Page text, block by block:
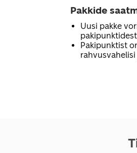
Pakkide
Uusi pakke
Pakipunktist
rahvusvahelisi